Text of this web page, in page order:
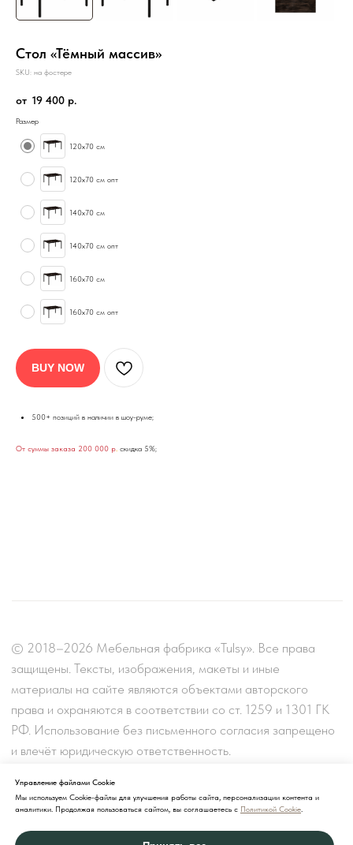
Стол «Тёмный массив»
SKU: на фостере
19 400 р.
Размер
120х70 см
120х70 см опт
140х70 см
140х70 см опт
160х70 см
160х70 см опт
BUY NOW
500+ позиций в наличии в шоу-руме;
От суммы заказа 200 000 р скидка 5%;
Управление файлами Cookie
Мы используем Cookie-файлы для улучшения работы сайта, персонализации контента и
аналитики. Продолжая пользоваться сайтом, вы соглашаетесь с Политикой Cookie.